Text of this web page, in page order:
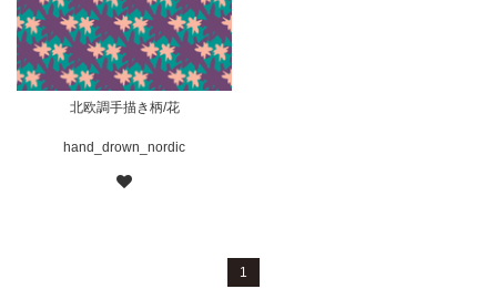
北欧調手描き柄/花
hand_drown_nordic
1